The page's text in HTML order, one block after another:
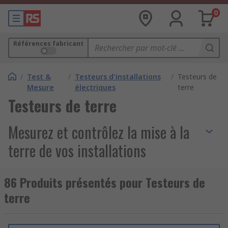
0
Références fabricant
/ Test &
Mesure
/ Testeurs d'installations
électriques
/ Testeurs de
terre
Testeurs de terre
Mesurez et contrôlez la mise à la
terre de vos installations
Lestesteurs de terre
mesure électriques
86 Produits présentés pour Testeurs de
terre